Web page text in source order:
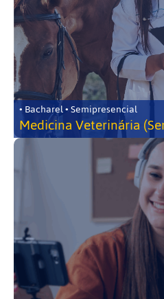
• Bacharel • Semipresencial
Medicina Veterinária